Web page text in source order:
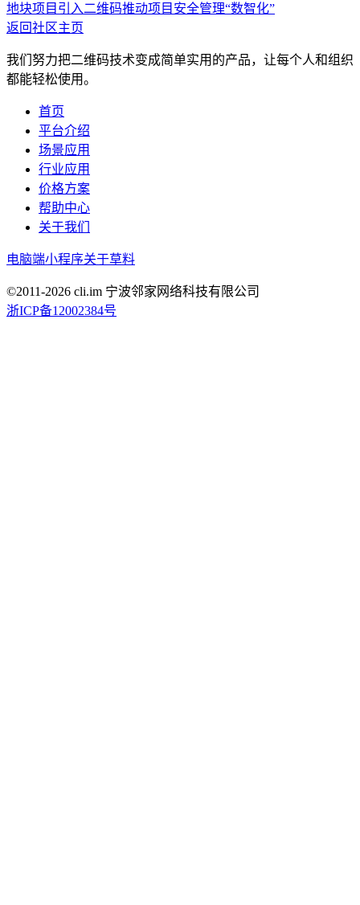
地块项目引入二维码推动项目安全管理“数智化”
返回社区主页
我们努力把二维码技术变成简单实用的产品，让每个人和组织
都能轻松使用。
首页
平台介绍
场景应用
行业应用
价格方案
帮助中心
关于我们
电脑端小程序关于草料
©2011-2026 cli.im 宁波邻家网络科技有限公司
浙ICP备12002384号